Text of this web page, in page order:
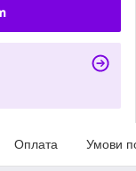
Оплата Умови